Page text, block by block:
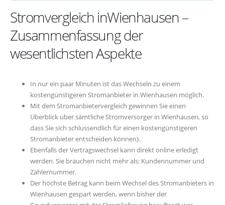
Stromvergleich inWienhausen –
Zusammenfassung der
wesentlichsten Aspekte
In nur ein paar Minuten ist das Wechseln zu einem
kostengünstigeren Stromanbieter in Wienhausen möglich.
Mit dem Stromanbietervergleich gewinnen Sie einen
Überblick über sämtliche Stromversorger in Wienhausen, so
dass Sie sich schlussendlich für einen kostengünstigeren
Stromanbieter entscheiden können}.
Ebenfalls der Vertragswechsel kann direkt online erledigt
werden. Sie brauchen nicht mehr als: Kundennummer und
Zählernummer.
Der höchste Betrag kann beim Wechsel des Stromanbieters in
Wienhausen gespart werden, wenn bisher der